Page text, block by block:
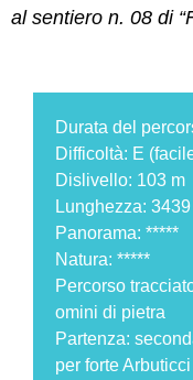
al sentiero n. 08 di
Durata del
Difficoltà: E
Dislivello: 103 m
Lunghezza:
Panorama: *****
Natura: *****
Percorso
omini di pietra
Partenza:
per forte Arbuticci